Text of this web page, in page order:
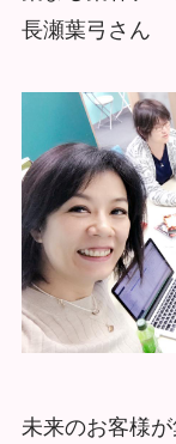
長瀬葉弓さん
未来のお客様が